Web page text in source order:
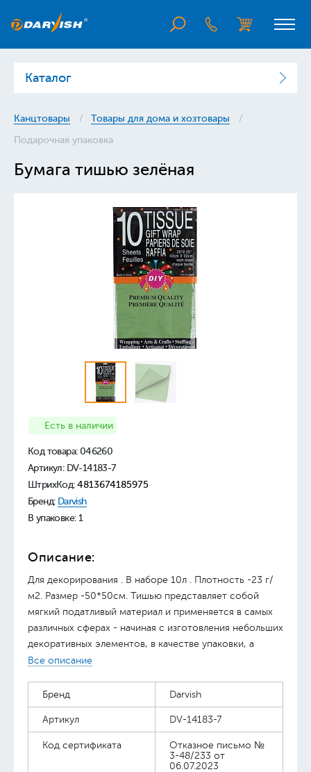
Каталог
Канцтовары Товары для дома и хозтовары
Подарочная упаковка
Бумага тишью зелёная
Есть в наличии
Код товара: 046260
Артикул: DV-14183-7
ШтрихКод: 4813674185975
Бренд: Darvish
В упаковке: 1
Описание:
Для декорирования . В наборе 10л . Плотность -23 г/
м2. Размер -50*50см. Тишью представляет собой
мягкий податливый материал и применяется в самых
различных сферах - начиная с изготовления небольших
декоративных элементов, в качестве упаковки, а
также для украшения интерьера. Нежная
папирус позволяет приспособить этот материал и для
других целей. Все зависит от фантазии и
первоначальной задумки. Тем более, что работать с
тишью - одно удовольствие, он может принять любую
форму и полностью "приспособиться" под ваш
Все описание
Бренд Darvish
Артикул DV-14183-7
Код сертификата
Отказное письмо №
3-48/233 от
06.07.2023